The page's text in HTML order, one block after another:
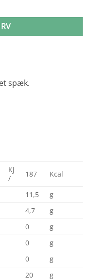
spæk.
Kj
/
187 Kcal
11,5
g
4,7
g
0
g
0
g
0
g
20
g